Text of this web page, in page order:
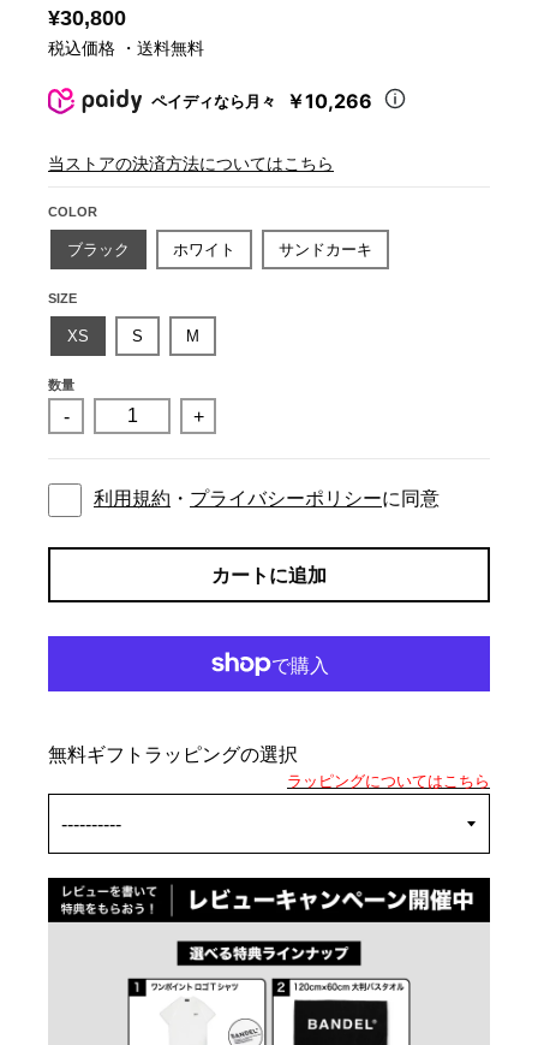
¥30,800
税込価格 ・送料無料
ペイディなら月々 ￥10,266
当ストアの決済方法についてはこちら
COLOR
ブラック ホワイト サンドカーキ
SIZE
XS S M
数量
- +
利用規約 ・ プライバシーポリシーに同意
カートに追加
無料ギフトラッピングの選択
ラッピングについてはこちら